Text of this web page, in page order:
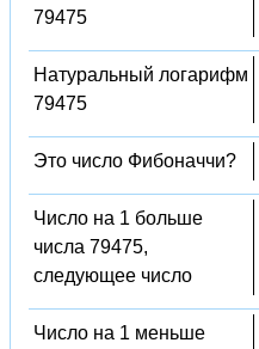
79475
Натуральный логарифм
79475
Это число Фибоначчи?
Число на 1 больше
числа 79475,
следующее число
Число на 1 меньше